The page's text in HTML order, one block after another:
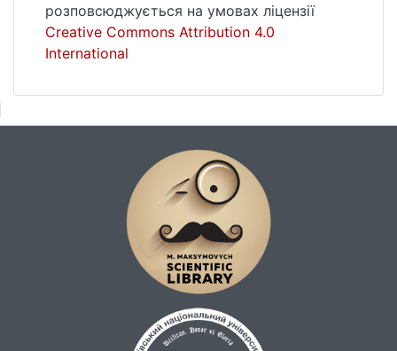
розповсюджується на умовах ліцензії
Creative Commons Attribution 4.0
International